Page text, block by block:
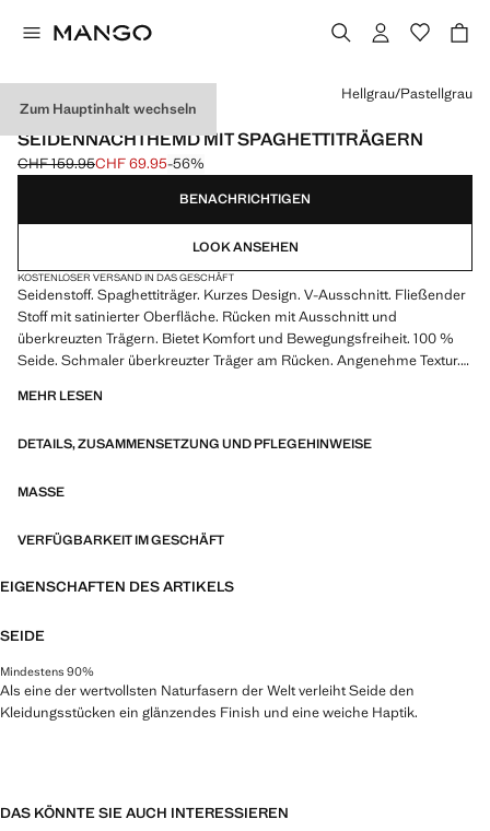
Zum Hauptinhalt wechseln
PREMIUM
SEIDENNACHTHEMD MIT SPAGHETTITRÄGERN
Ausgangspreis durchgestrichen [CHF 159.95 ]
CHF 159.95
Aktueller Preis [CHF 69.95 ]
CHF 69.95-56%
Wählen Sie eine Farbe
Hellgrau/Pastellgrau
BENACHRICHTIGEN
LOOK ANSEHEN
KOSTENLOSER VERSAND IN DAS GESCHÄFT
Seidenstoff. Spaghettiträger. Kurzes Design. V-Ausschnitt. Fließender
Stoff mit satinierter Oberfläche. Rücken mit Ausschnitt und
überkreuzten Trägern. Bietet Komfort und Bewegungsfreiheit. 100 %
Seide. Schmaler überkreuzter Träger am Rücken. Angenehme Textur.
Produkt im Sale
MEHR LESEN
DETAILS, ZUSAMMENSETZUNG UND PFLEGEHINWEISE
MASSE
VERFÜGBARKEIT IM GESCHÄFT
EIGENSCHAFTEN DES ARTIKELS
SEIDE
Mindestens 90%
Als eine der wertvollsten Naturfasern der Welt verleiht Seide den
Kleidungsstücken ein glänzendes Finish und eine weiche Haptik.
DAS KÖNNTE SIE AUCH INTERESSIEREN